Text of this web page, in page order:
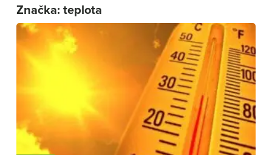
ŠPORT
KULTÚRA
MIX
Značka: teplota